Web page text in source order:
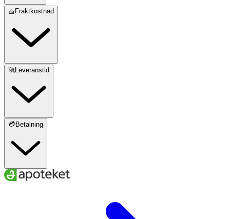
🧺Fraktkostnad
🚀Leveranstid
💳Betalning